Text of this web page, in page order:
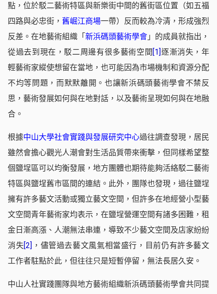
點，位於駁二藝術特區與新樂街中間的舊街區位置（如五福
四路與必忠街， 舊崛江商場一帶）反而較為冷清，形成強烈
反差。在地藝術組織「 新浜碼頭藝術學會 」的成員就指出，
從過去到現在，駁二周邊有很多藝術空間 [1]逐漸消失，年
輕藝術家縱使想留在當地，也可能因為市場機制和資源分配
不均等問題，而默默離開。也讓新浜碼頭藝術學會不禁反
思，藝術發展如何與在地對話，以及藝術呈現如何與在地融
合。
根據中山大學社會實踐與發展研究中心過往調查發現，居民
雖然會擔心觀光人潮會對生活品質帶來衝擊，但同樣希望整
個鹽埕區可以均衡發展，地方團體也期待能夠活絡駁二藝術
特區與鹽埕舊市區間的連結。此外，團隊也發現，過往鹽埕
擁有許多藝文活動或獨立藝文空間，但許多在地經營小型藝
文空間青年藝術家均表示，在鹽埕營運空間有諸多困難，租
金日漸高漲、人潮無法串連，導致不少藝文空間及店家紛紛
消失[2] ，儘管過去藝文風氣相當盛行，目前仍有許多藝文
工作者駐點於此，但往往只是短暫停留，無法長居久安。
中山人社實踐團隊與地方藝術組織新浜碼頭藝術學會共同提